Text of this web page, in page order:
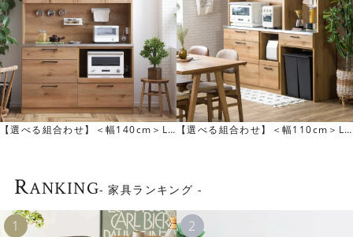
コンセント差込口が1か所設置してあります。2口コンセン
トです。
合わせ】＜幅110cm＞LI [幅60cm]RADYオープンシェルフ
【選べる
RANKING- 家具ランキング -